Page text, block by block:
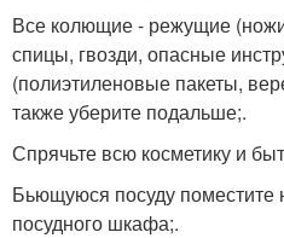
Все колющие - режущие
спицы, гвозди, опасные
(полиэтиленовые пакеты,
также уберите подальше;.
Спрячьте всю косметику и
Бьющуюся посуду поместите
посудного шкафа;.